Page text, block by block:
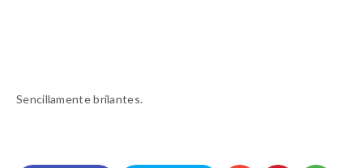
Sencillamente brilantes.